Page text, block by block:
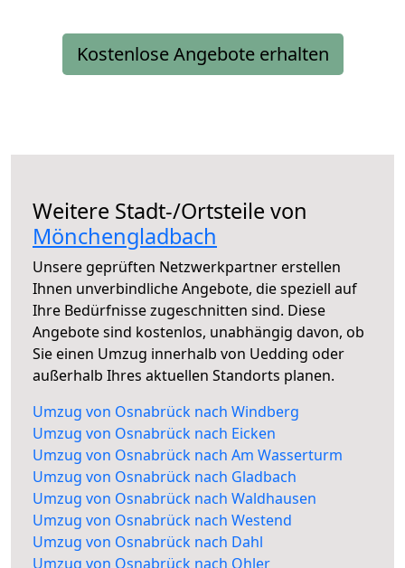
Kostenlose Angebote erhalten
Weitere Stadt-/Ortsteile von
Mönchengladbach
Unsere geprüften Netzwerkpartner erstellen
Ihnen unverbindliche Angebote, die speziell auf
Ihre Bedürfnisse zugeschnitten sind. Diese
Angebote sind kostenlos, unabhängig davon, ob
Sie einen Umzug innerhalb von Uedding oder
außerhalb Ihres aktuellen Standorts planen.
Umzug von Osnabrück nach Windberg
Umzug von Osnabrück nach Eicken
Umzug von Osnabrück nach Am Wasserturm
Umzug von Osnabrück nach Gladbach
Umzug von Osnabrück nach Waldhausen
Umzug von Osnabrück nach Westend
Umzug von Osnabrück nach Dahl
Umzug von Osnabrück nach Ohler